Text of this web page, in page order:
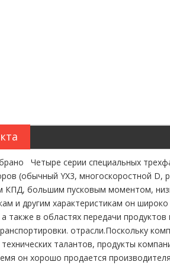
Четыре серии специальных
(обычный YX3, многоскоростной D,
КПД, большим пусковым моментом,
и другим характеристикам он
также в областях передачи
отрасли.Поскольку
талантов, продукты
он хорошо продается